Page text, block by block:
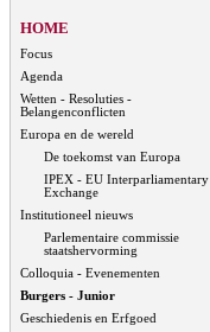
HOME
Focus
Agenda
Wetten - Resoluties -
Belangenconflicten
Europa en de wereld
De toekomst van Europa
IPEX - EU Interparliamentary
Exchange
Institutioneel nieuws
Parlementaire commissie
staatshervorming
Colloquia - Evenementen
Burgers - Junior
Geschiedenis en Erfgoed